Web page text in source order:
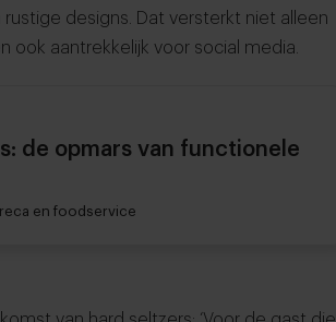
designs. Dat versterkt niet alleen
aantrekkelijk voor social media.
de opmars van functionele
en foodservice